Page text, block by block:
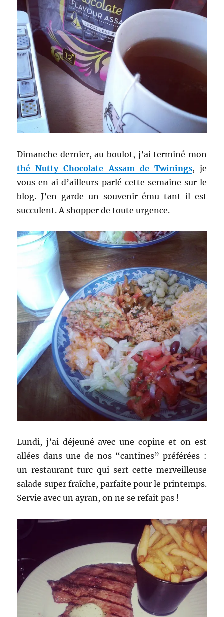
Dimanche dernier, au boulot, j’ai terminé mon
thé Nutty Chocolate Assam de Twinings, je
vous en ai d’ailleurs parlé cette semaine sur le
blog. J’en garde un souvenir ému tant il est
succulent. A shopper de toute urgence.
Lundi, j’ai déjeuné avec une copine et on est
allées dans une de nos “cantines” préférées :
un restaurant turc qui sert cette merveilleuse
salade super fraîche, parfaite pour le printemps.
Servie avec un ayran, on ne se refait pas !